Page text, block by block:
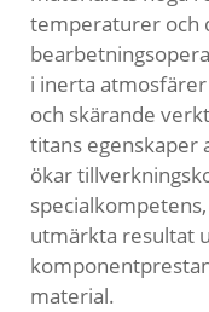
temperaturer och
i inerta
och skärande
titans egenskaper
ökar
utmärkta resultat
material.